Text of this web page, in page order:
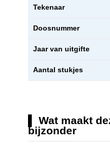
Tekenaar
Doosnummer
Jaar van uitgifte
Aantal stukjes
Wat maakt
bijzonder